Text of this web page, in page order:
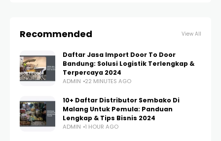
Recommended View All
Daftar Jasa Import Door To Door
Bandung: Solusi Logistik Terlengkap &
Terpercaya 2024
ADMIN 22 MINUTES AGO
10+ Daftar Distributor Sembako Di
Malang Untuk Pemula: Panduan
Lengkap & Tips Bisnis 2024
ADMIN 1 HOUR AGO